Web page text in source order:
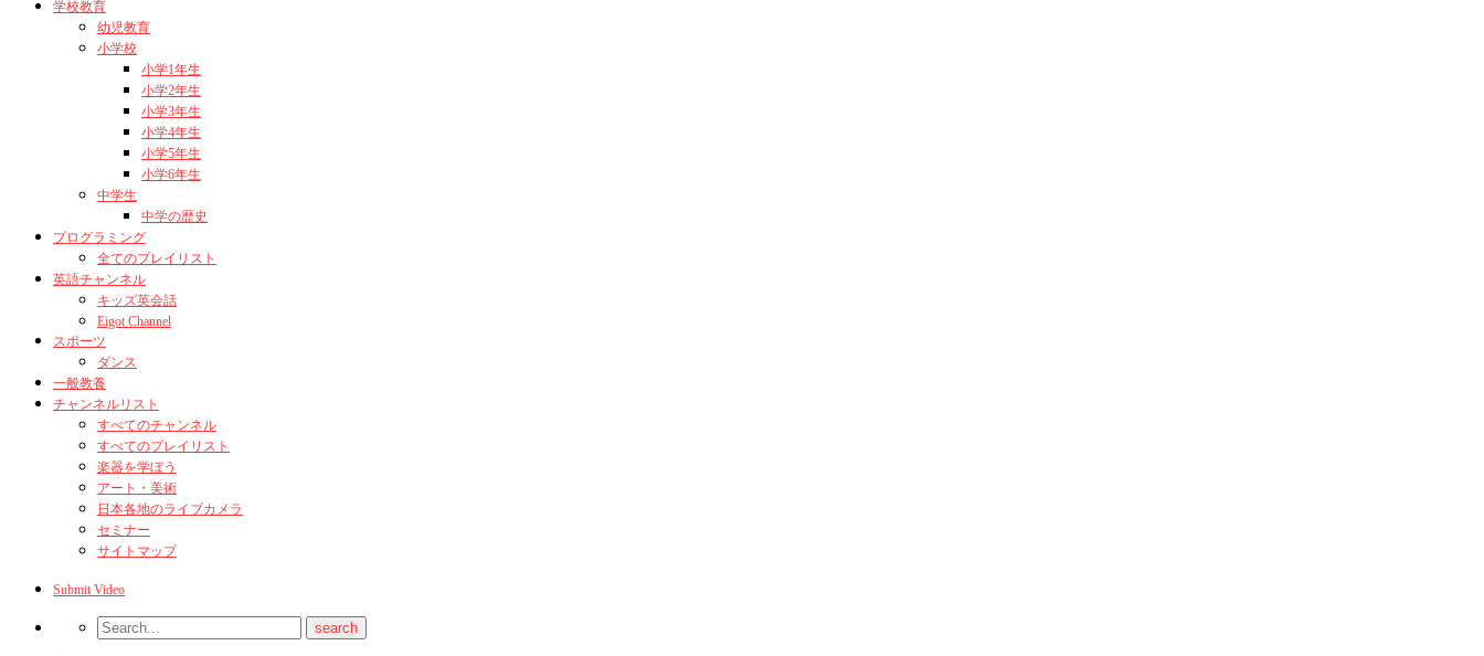
学校教育
幼児教育
小学校
小学1年生
小学2年生
小学3年生
小学4年生
小学5年生
小学6年生
中学生
中学の歴史
プログラミング
全てのプレイリスト
英語チャンネル
キッズ英会話
Eigot Channel
スポーツ
ダンス
一般教養
チャンネルリスト
すべてのチャンネル
すべてのプレイリスト
楽器を学ぼう
アート・美術
日本各地のライブカメラ
セミナー
サイトマップ
Submit Video